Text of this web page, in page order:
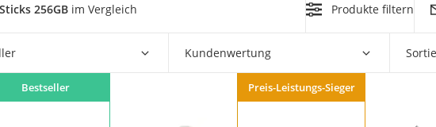
Typ 2 Schuko
256GB im Vergleich Produkte filtern
Kundenwertung
Bestseller Preis-Leistungs-Sieger